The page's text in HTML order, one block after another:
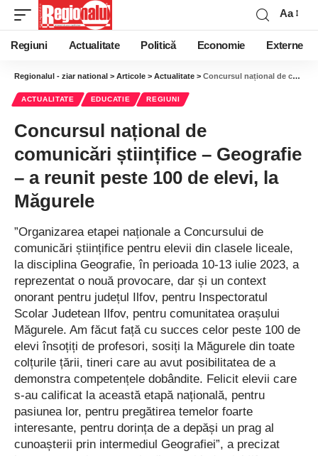
Aa
Regiuni Actualitate Politică Economie Externe
Regionalul - ziar national > Articole > Actualitate > Concursul național de comunicări științifice – Geografie – a reunit peste 100 de elevi, la Măgurele
ACTUALITATE EDUCATIE REGIUNI
Concursul național de
comunicări științifice – Geografie
– a reunit peste 100 de elevi, la
Măgurele
”Organizarea etapei naționale a Concursului de
comunicări științifice pentru elevii din clasele liceale,
la disciplina Geografie, în perioada 10-13 iulie 2023, a
reprezentat o nouă provocare, dar și un context
onorant pentru județul Ilfov, pentru Inspectoratul
Scolar Judetean Ilfov, pentru comunitatea orașului
Măgurele. Am făcut față cu succes celor peste 100 de
elevi însoțiți de profesori, sosiți la Măgurele din toate
colțurile țării, tineri care au avut posibilitatea de a
demonstra competențele dobândite. Felicit elevii care
s-au calificat la această etapă națională, pentru
pasiunea lor, pentru pregătirea temelor foarte
interesante, pentru dorința de a depăși un prag al
cunoașterii prin intermediul Geografiei”, a precizat